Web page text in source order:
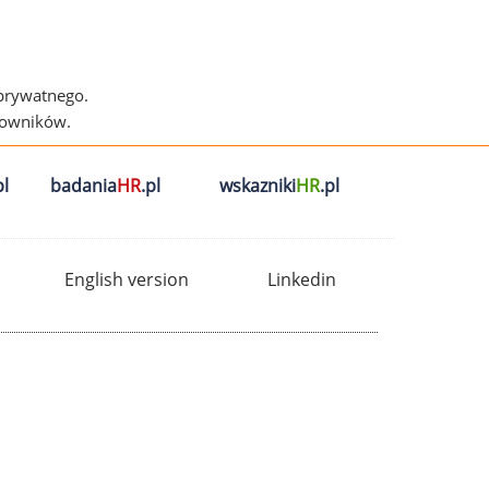
badaniaHR.pl wskaznikiHR.pl
English version Linkedin